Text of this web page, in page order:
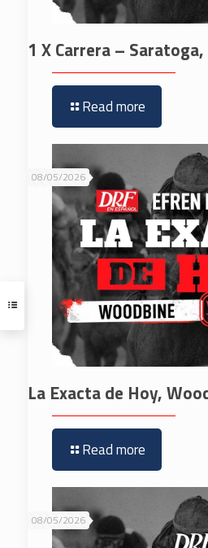
1 X Carrera –
Read more
08/05/2026
La Exacta de Hoy,
Read more
08/05/2026